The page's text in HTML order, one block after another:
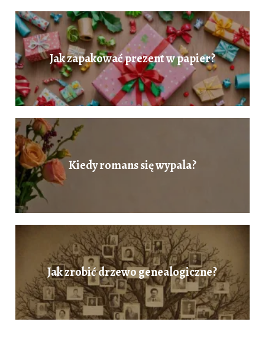
Jak zapakować prezent w papier?
Kiedy romans się wypala?
Jak zrobić drzewo genealogiczne?